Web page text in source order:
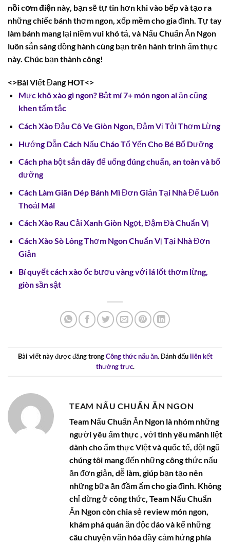
nồi cơm điện này, bạn sẽ tự tin hơn khi vào bếp và tạo ra
những chiếc bánh thơm ngon, xốp mềm cho gia đình. Tự tay
làm bánh mang lại niềm vui khó tả, và Nấu Chuẩn Ăn Ngon
luôn sẵn sàng đồng hành cùng bạn trên hành trình ẩm thực
này. Chúc bạn thành công!
<>Bài Viết Đang HOT<>
Mực khô xào gì ngon? Bật mí 7+ món ngon ai ăn cũng
khen tấm tắc
Cách Xào Đậu Cô Ve Giòn Ngon, Đậm Vị Tỏi Thơm Lừng
Hướng Dẫn Cách Nấu Cháo Tổ Yến Cho Bé Bổ Dưỡng
Cách pha bột sắn dây để uống đúng chuẩn, an toàn và bổ
dưỡng
Cách Làm Giãn Dép Bánh Mì Đơn Giản Tại Nhà Để Luôn
Thoải Mái
Cách Xào Rau Cải Xanh Giòn Ngọt, Đậm Đà Chuẩn Vị
Cách Xào Sò Lông Thơm Ngon Chuẩn Vị Tại Nhà Đơn
Giản
Bí quyết cách xào ốc bươu vàng với lá lốt thơm lừng,
giòn sần sật
Bài viết này được đăng trongCông thức nấu ăn. Đánh dấu liên kết
thường trực.
TEAM NẤU CHUẨN ĂN NGON
Team Nấu Chuẩn Ăn Ngon là nhóm những
người yêu ẩm thực , với tình yêu mãnh liệt
dành cho ẩm thực Việt và quốc tế, đội ngũ
chúng tôi mang đến những công thức nấu
ăn đơn giản, dễ làm, giúp bạn tạo nên
những bữa ăn đầm ấm cho gia đình. Không
chỉ dừng ở công thức, Team Nấu Chuẩn
Ăn Ngon còn chia sẻ review món ngon,
khám phá quán ăn độc đáo và kể những
câu chuyện văn hóa đầy cảm hứng phía